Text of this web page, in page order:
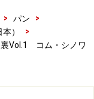
> パン
>
）
>
裏Vol.1 コム・シノワ